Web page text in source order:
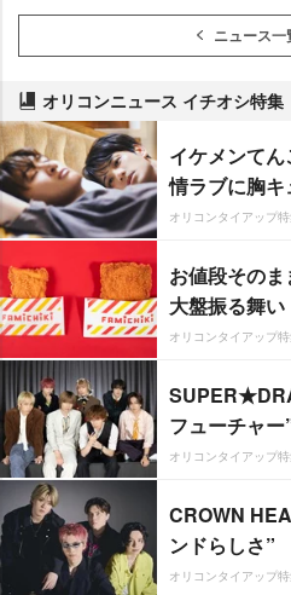
ニュース一
オリコンニュース イチオシ特集
イケメンて
情ラブに胸キ
オリコンタイアップ
お値段その
大盤振る舞い
オリコンタイアップ
フューチャー
オリコンタイアップ
CROWN
ンドらしさ”
オリコンタイアップ